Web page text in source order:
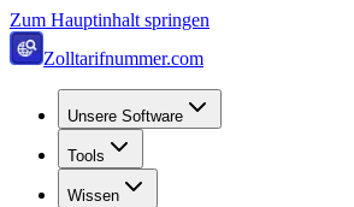
Zum Hauptinhalt springen
Zolltarifnummer.com
Unsere Software
Tools
Wissen